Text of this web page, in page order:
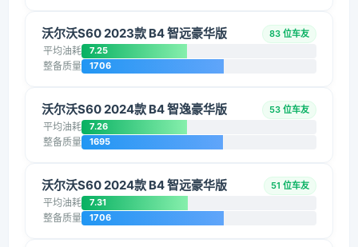
沃尔沃S60 2023款 B4 智远豪华版 83 位车友
平均油耗 7.25
整备质量 1706
沃尔沃S60 2024款 B4 智逸豪华版 53 位车友
平均油耗 7.26
整备质量 1695
沃尔沃S60 2024款 B4 智远豪华版 51 位车友
平均油耗 7.31
整备质量 1706